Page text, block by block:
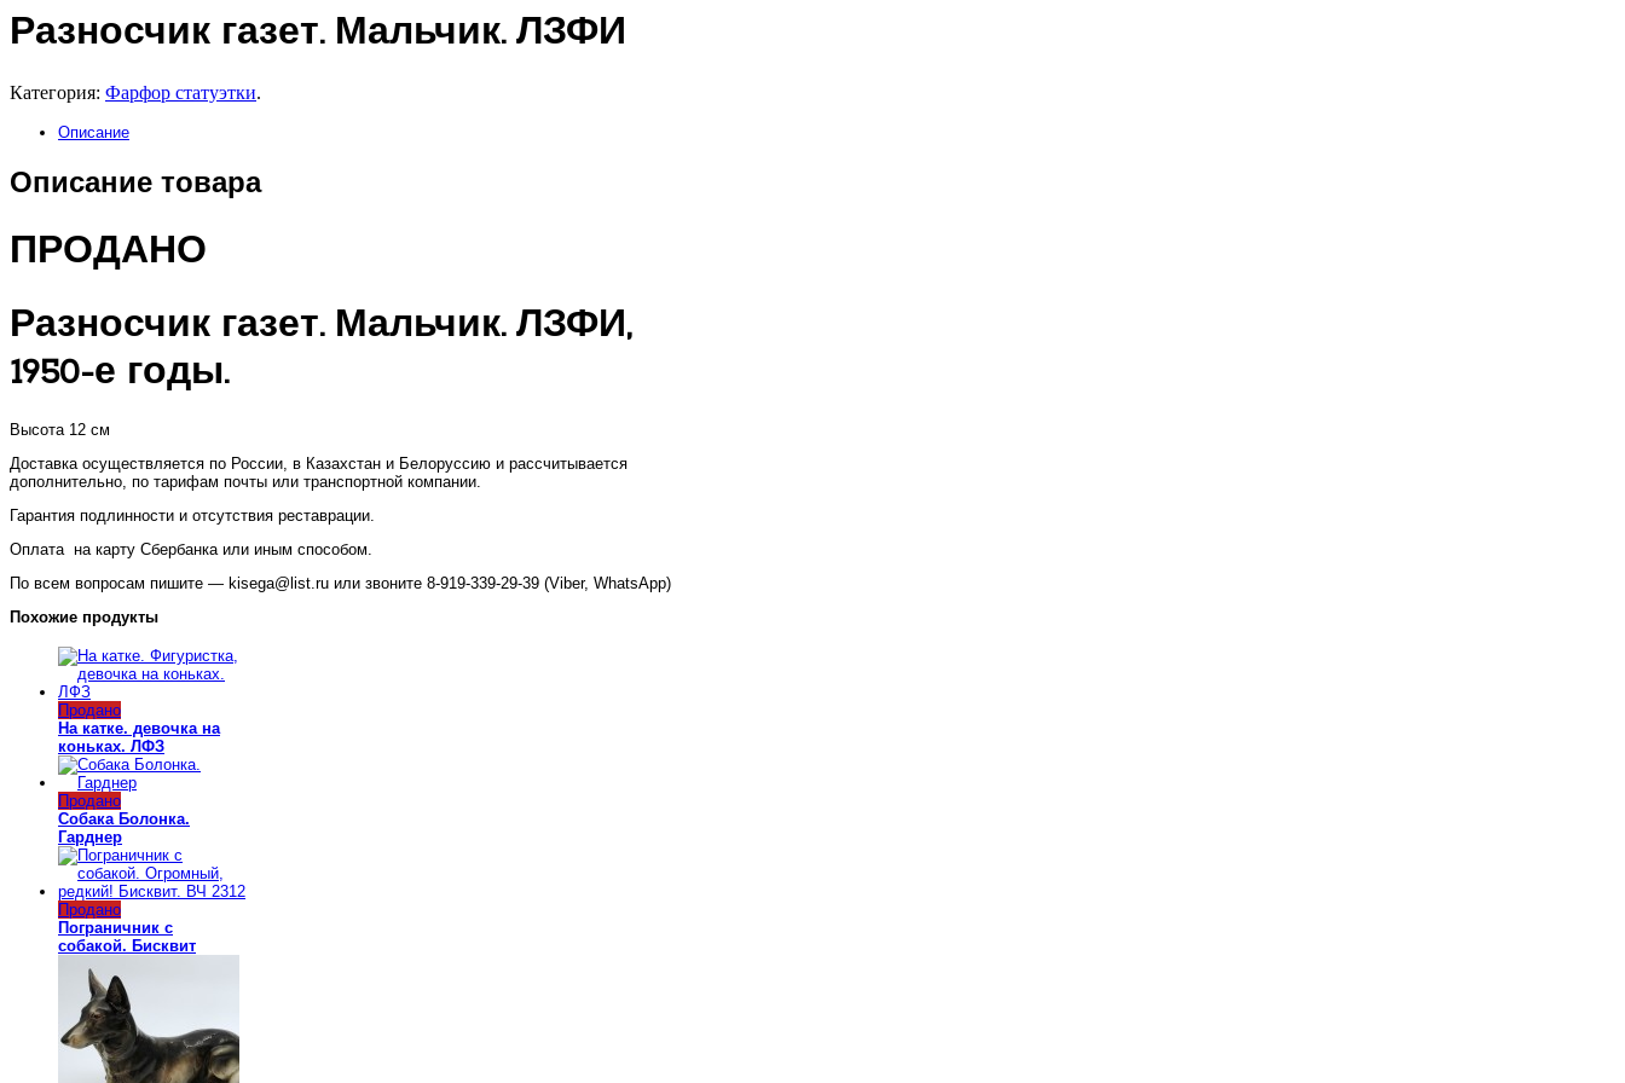
Разносчик газет. Мальчик. ЛЗФИ
Категория: Фарфор статуэтки.
Описание
Описание товара
ПРОДАНО
Разносчик газет. Мальчик. ЛЗФИ,
1950-е годы.
Высота 12 см
Доставка осуществляется по России, в Казахстан и Белоруссию и рассчитывается
дополнительно, по тарифам почты или транспортной компании.
Гарантия подлинности и отсутствия реставрации.
Оплата на карту Сбербанка или иным способом.
По всем вопросам пишите — kisega@list.ru или звоните 8-919-339-29-39 (Viber, WhatsApp)
Похожие продукты
Продано
На катке. девочка на
коньках. ЛФЗ
Продано
Собака Болонка.
Гарднер
Продано
Пограничник с
собакой. Бисквит